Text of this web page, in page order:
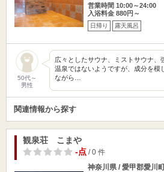
営業時間 10:00～24:00
入浴料金 880円～
日帰り 露天風呂
50代～
男性
広々としたサウナ、ミストサウナ、
温泉ではないようですが、成分を模
ながら…
関連情報から探す
観泉荘 こまや
-点/ 0 件
神奈川県 / 愛甲郡愛川